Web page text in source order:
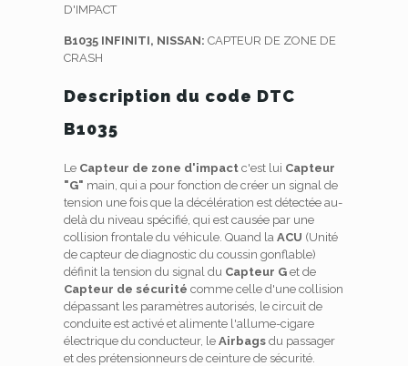
D'IMPACT
B1035 INFINITI, NISSAN: CAPTEUR DE ZONE DE
CRASH
Description du code DTC
B1035
Le Capteur de zone d'impactc'est lui Capteur
"G" main, qui a pour fonction de créer un signal de
tension une fois que la décélération est détectée au-
delà du niveau spécifié, qui est causée par une
collision frontale du véhicule. Quand la ACU (Unité
de capteur de diagnostic du coussin gonflable)
définit la tension du signal du Capteur Get de
Capteur de sécurité comme celle d'une collision
dépassant les paramètres autorisés, le circuit de
conduite est activé et alimente l'allume-cigare
électrique du conducteur, le Airbagsdu passager
et des prétensionneurs de ceinture de sécurité.